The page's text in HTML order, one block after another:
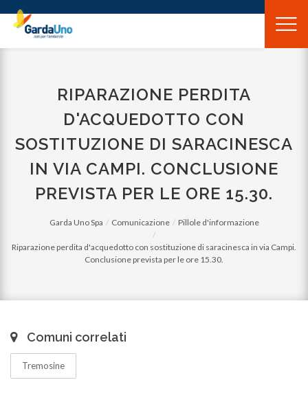
Gardauno
Spa
RIPARAZIONE PERDITA
D'ACQUEDOTTO CON
SOSTITUZIONE DI SARACINESCA
IN VIA CAMPI. CONCLUSIONE
PREVISTA PER LE ORE 15.30.
Garda Uno Spa Comunicazione Pillole d'informazione
Riparazione perdita d'acquedotto con sostituzione di saracinesca in via Campi.
Conclusione prevista per le ore 15.30.
Comuni correlati
Tremosine